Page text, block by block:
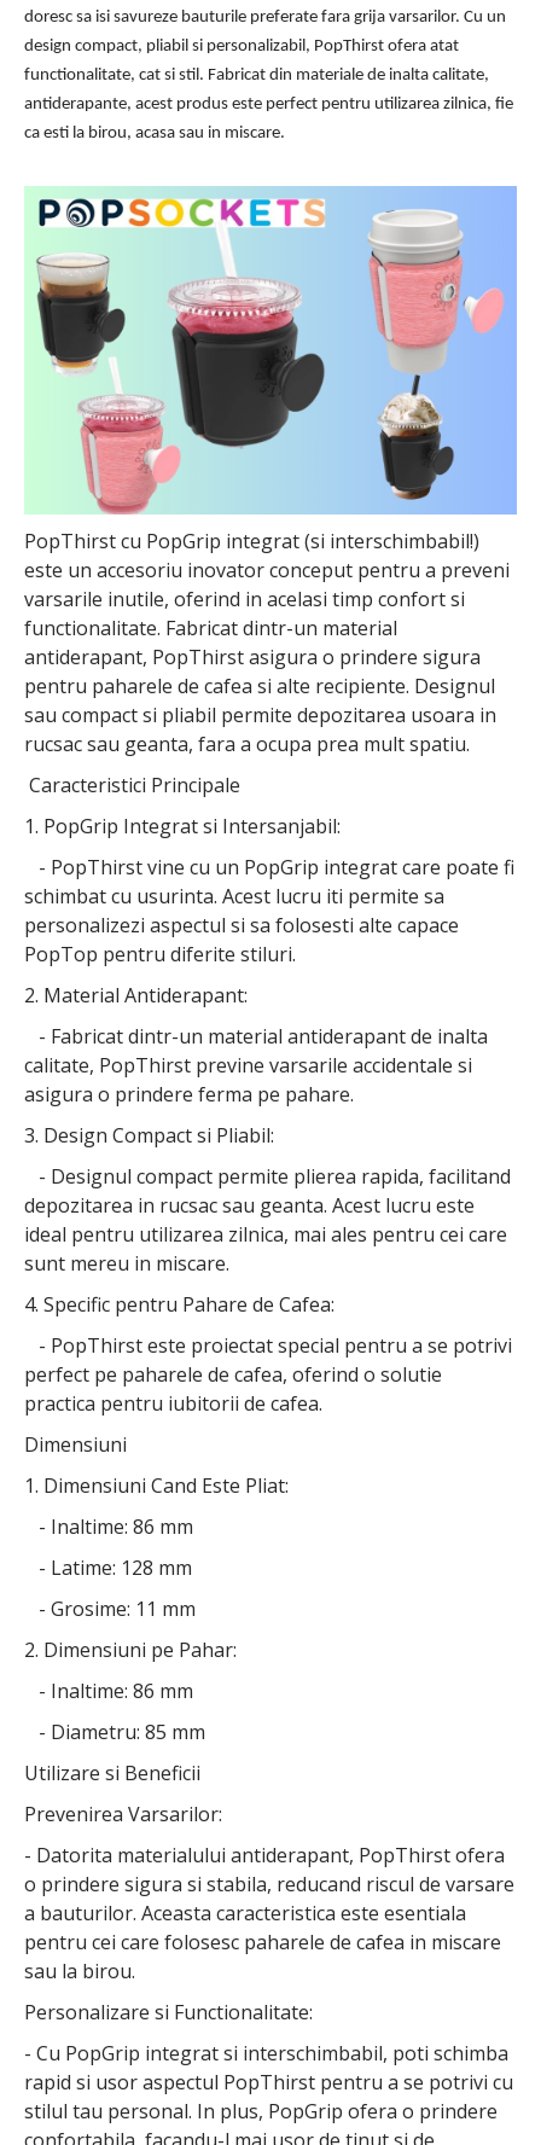
doresc sa isi savureze bauturile preferate fara grija varsarilor. Cu un
design compact, pliabil si personalizabil, PopThirst ofera atat
functionalitate, cat si stil. Fabricat din materiale de inalta calitate,
antiderapante, acest produs este perfect pentru utilizarea zilnica, fie
ca esti la birou, acasa sau in miscare.
PopThirst cu PopGrip integrat (si interschimbabil!)
este un accesoriu inovator conceput pentru a preveni
varsarile inutile, oferind in acelasi timp confort si
functionalitate. Fabricat dintr-un material
antiderapant, PopThirst asigura o prindere sigura
pentru paharele de cafea si alte recipiente. Designul
sau compact si pliabil permite depozitarea usoara in
rucsac sau geanta, fara a ocupa prea mult spatiu.
Caracteristici Principale
1. PopGrip Integrat si Intersanjabil:
- PopThirst vine cu un PopGrip integrat care poate fi
schimbat cu usurinta. Acest lucru iti permite sa
personalizezi aspectul si sa folosesti alte capace
PopTop pentru diferite stiluri.
2. Material Antiderapant:
- Fabricat dintr-un material antiderapant de inalta
calitate, PopThirst previne varsarile accidentale si
asigura o prindere ferma pe pahare.
3. Design Compact si Pliabil:
- Designul compact permite plierea rapida, facilitand
depozitarea in rucsac sau geanta. Acest lucru este
ideal pentru utilizarea zilnica, mai ales pentru cei care
sunt mereu in miscare.
4. Specific pentru Pahare de Cafea:
- PopThirst este proiectat special pentru a se potrivi
perfect pe paharele de cafea, oferind o solutie
practica pentru iubitorii de cafea.
Dimensiuni
1. Dimensiuni Cand Este Pliat:
- Inaltime: 86 mm
- Latime: 128 mm
- Grosime: 11 mm
2. Dimensiuni pe Pahar:
- Inaltime: 86 mm
- Diametru: 85 mm
Utilizare si Beneficii
Prevenirea Varsarilor:
- Datorita materialului antiderapant, PopThirst ofera
o prindere sigura si stabila, reducand riscul de varsare
a bauturilor. Aceasta caracteristica este esentiala
pentru cei care folosesc paharele de cafea in miscare
sau la birou.
Personalizare si Functionalitate:
- Cu PopGrip integrat si interschimbabil, poti schimba
rapid si usor aspectul PopThirst pentru a se potrivi cu
stilul tau personal. In plus, PopGrip ofera o prindere